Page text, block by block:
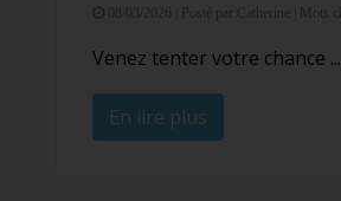
Posté par Catherine |
Venez tenter votre chance ...
En lire plus